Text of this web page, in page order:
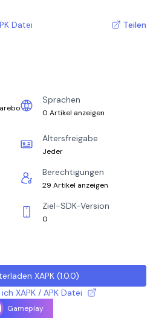
Datei Teilen
Sprachen
0 Artikel anzeigen
Altersfreigabe
Jeder
Berechtigungen
29 Artikel anzeigen
Ziel-SDK-Version
0
XAPK (1.0.0)
XAPK / APK Datei
Gameplay